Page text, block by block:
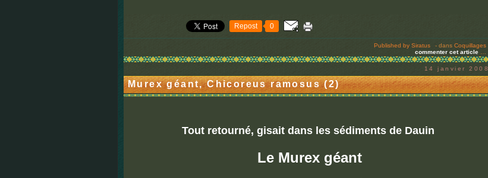
Repost 0
Published by Siratus - dans Coquillages
commenter cet article
14 janvier 2008
Murex géant, Chicoreus ramosus (2)
Tout retourné, gisait dans les sédiments de Dauin
Le Murex géant